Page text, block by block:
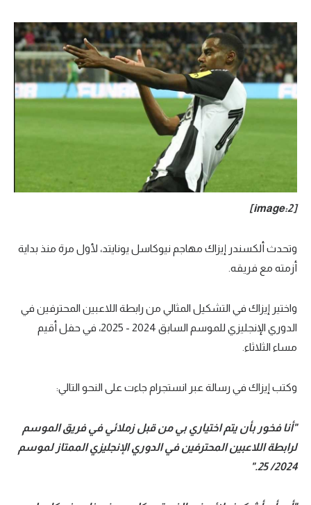
[image:2]
وتحدث ألكسندر إيزاك مهاجم نيوكاسل يونايتد، لأول مرة منذ بداية
أزمته مع فريقه.
واختير إيزاك في التشكيل المثالي من رابطة اللاعبين المحترفين في
الدوري الإنجليزي للموسم السابق 2024 - 2025، في حفل أقيم
مساء الثلاثاء.
وكتب إيزاك في رسالة عبر انستجرام جاءت على النحو التالي:
"أنا فخور بأن يتم اختياري بي من قبل زملائي في فريق الموسم
لرابطة اللاعبين المحترفين في الدوري الإنجليزي الممتاز لموسم
2024/ 25."